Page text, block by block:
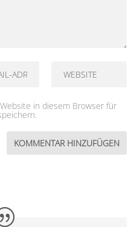
in diesem Browser für